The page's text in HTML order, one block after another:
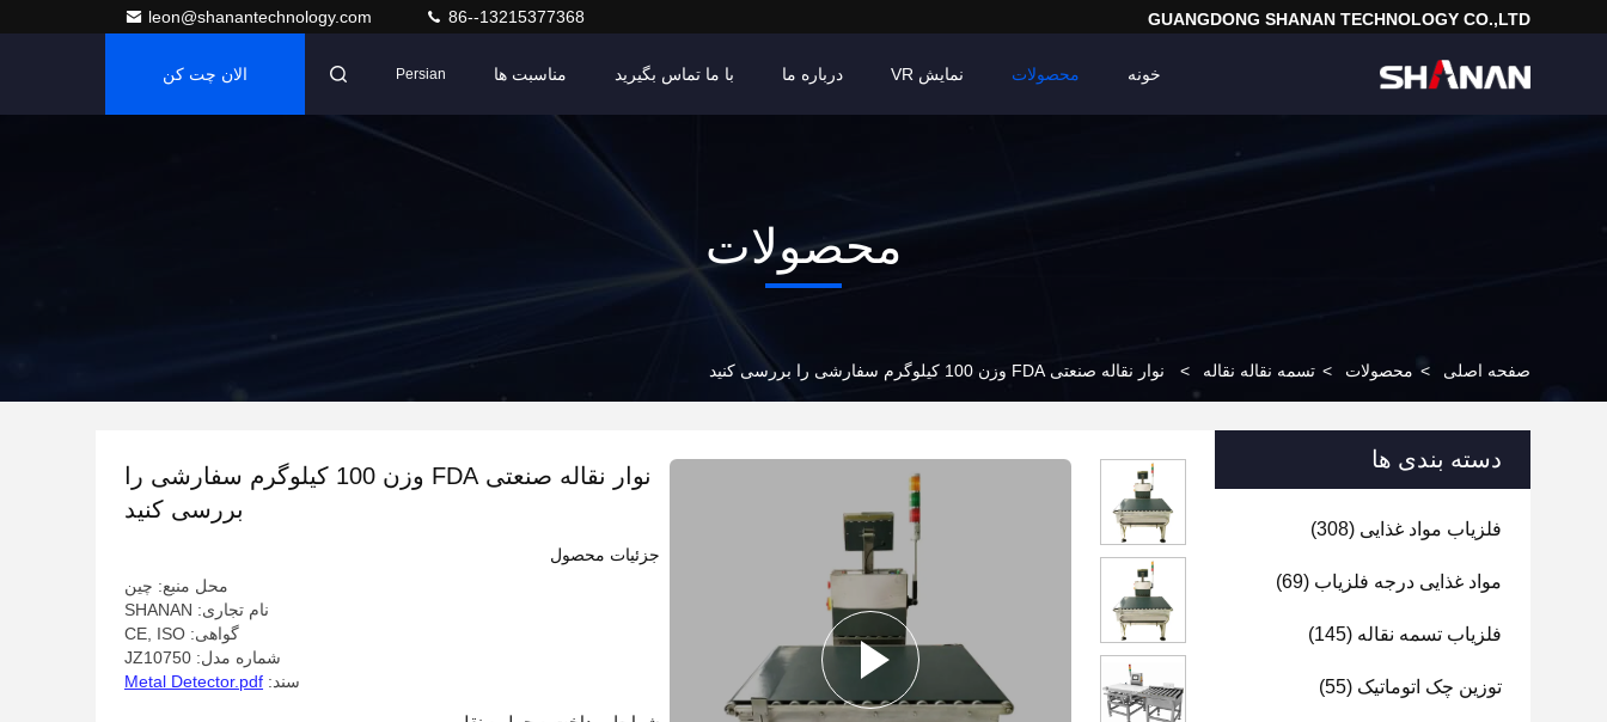
GUANGDONG SHANAN TECHNOLOGY CO.,LTD
leon@shanantechnology.com 86--13215377368
خونه محصولات نمایش VR درباره ما با ما تماس بگیرید مناسبت ها Persian الان چت کن
محصولات
صفحه اصلی > محصولات > تسمه نقاله نقاله > نوار نقاله صنعتی FDA وزن 100 کیلوگرم سفارشی را بررسی کنید
دسته بندی ها
فلزیاب مواد غذایی (308)
مواد غذایی درجه فلزیاب (69)
فلزیاب تسمه نقاله (145)
توزین چک اتوماتیک (55)
نوار نقاله صنعتی FDA وزن 100 کیلوگرم سفارشی را
بررسی کنید
جزئیات محصول
محل منبع: چین
نام تجاری: SHANAN
گواهی: CE, ISO
شماره مدل: JZ10750
سند: Metal Detector.pdf